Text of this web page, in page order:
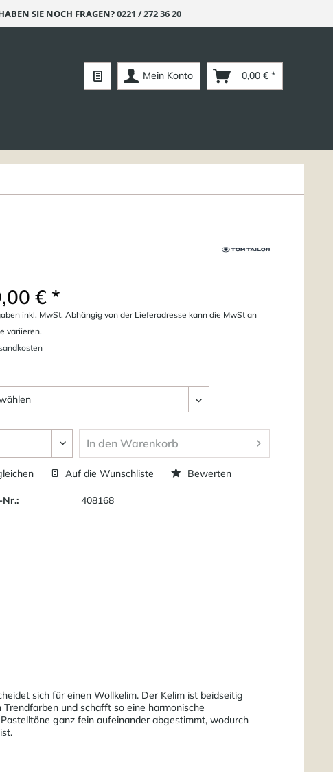
SIE NOCH FRAGEN?0221 / 272 36 20
Mein Konto 0,00 € *
€ *
inkl. MwSt. Abhängig von der Lieferadresse kann die MwSt an
variieren.
In den Warenkorb
Auf die Wunschliste Bewerten
408168
sich für einen Wollkelim. Der Kelim ist beidseitig
und schafft so eine harmonische
ganz fein aufeinander abgestimmt, wodurch